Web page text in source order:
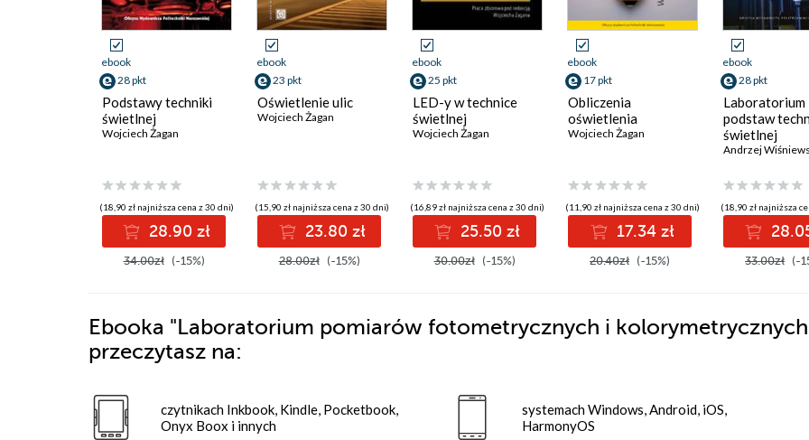
ebook
28 pkt
Podstawy techniki
świetlnej
Wojciech Żagan
(18,90 zł najniższa cena z 30 dni)
28.90 zł
34.00zł (-15%)
ebook
23 pkt
Oświetlenie ulic
Wojciech Żagan
(15,90 zł najniższa cena z 30 dni)
23.80 zł
28.00zł (-15%)
ebook
25 pkt
LED-y w technice
świetlnej
Wojciech Żagan
(16,89 zł najniższa cena z 30 dni)
25.50 zł
30.00zł (-15%)
ebook
17 pkt
Obliczenia
oświetlenia
Wojciech Żagan
(11,90 zł najniższa cena z 30 dni)
17.34 zł
20.40zł (-15%)
ebook
28 pkt
Laboratorium
podstaw
świetlnej
Andrzej
(18,90 zł najniższa
33.00zł (-
Ebooka "Laboratorium pomiarów fotometrycznych i
przeczytasz na:
czytnikach Inkbook, Kindle, Pocketbook,
Onyx Boox i innych
systemach Windows, Android, iOS,
HarmonyOS